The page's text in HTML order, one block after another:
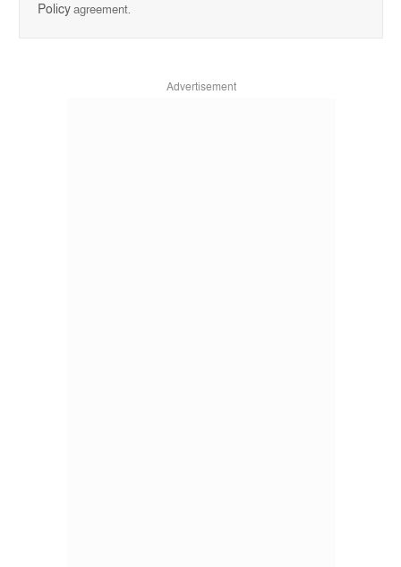
Policyagreement.
Advertisement